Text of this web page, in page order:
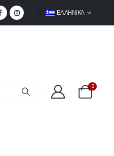
ΕΛΛΗΝΙΚΆ
0